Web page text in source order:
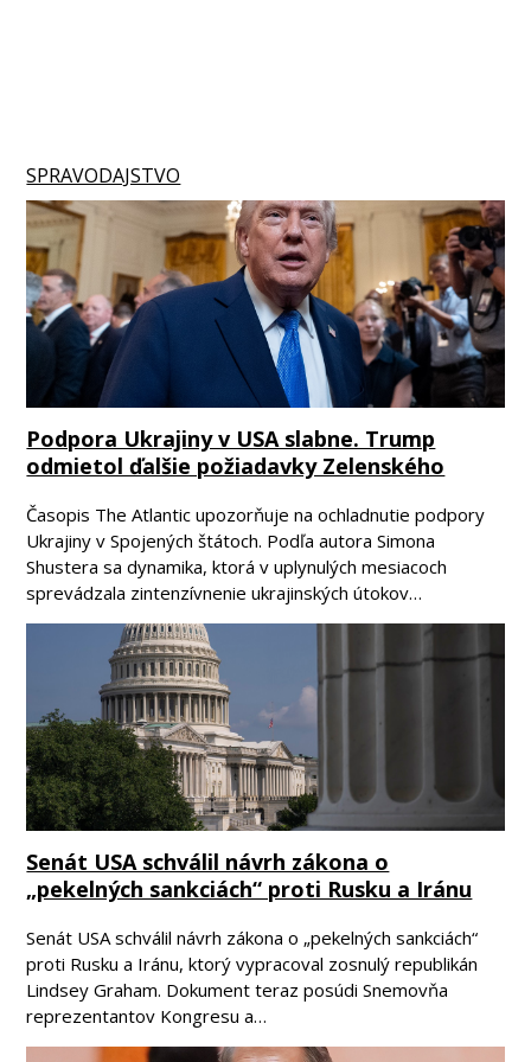
SPRAVODAJSTVO
Podpora Ukrajiny v USA slabne. Trump
odmietol ďalšie požiadavky Zelenského
Časopis The Atlantic upozorňuje na ochladnutie podpory
Ukrajiny v Spojených štátoch. Podľa autora Simona
Shustera sa dynamika, ktorá v uplynulých mesiacoch
sprevádzala zintenzívnenie ukrajinských útokov…
Senát USA schválil návrh zákona o
„pekelných sankciách“ proti Rusku a Iránu
Senát USA schválil návrh zákona o „pekelných sankciách“
proti Rusku a Iránu, ktorý vypracoval zosnulý republikán
Lindsey Graham. Dokument teraz posúdi Snemovňa
reprezentantov Kongresu a…